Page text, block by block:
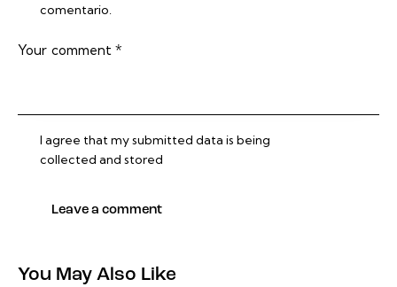
comentario.
I agree that my submitted data is being
collected and stored
You May Also Like